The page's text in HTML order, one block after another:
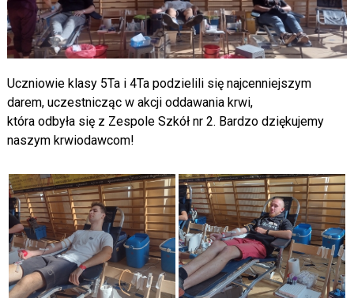
Uczniowie klasy 5Ta i 4Ta podzielili się najcenniejszym
darem, uczestnicząc w akcji oddawania krwi,
która odbyła się z Zespole Szkół nr 2. Bardzo dziękujemy
naszym krwiodawcom!